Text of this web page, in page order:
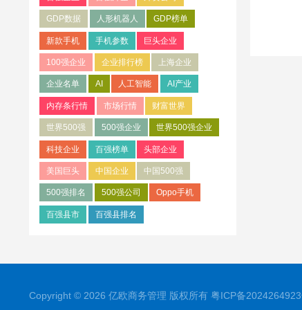
GDP数据 人形机器人 GDP榜单
新款手机 手机参数 巨头企业
100强企业 企业排行榜 上海企业
企业名单 AI 人工智能 AI产业
内存条行情 市场行情 财富世界
世界500强 500强企业 世界500强企业
科技企业 百强榜单 头部企业
美国巨头 中国企业 中国500强
500强排名 500强公司 Oppo手机
百强县市 百强县排名
Copyright © 2026 亿欧商务管理 版权所有 粤ICP备